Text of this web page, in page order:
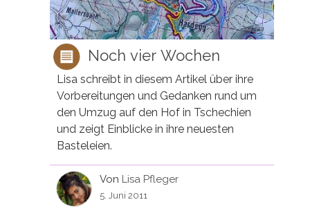
Noch vier Wochen
Lisa schreibt in diesem Artikel über ihre
Vorbereitungen und Gedanken rund um
den Umzug auf den Hof in Tschechien
und zeigt Einblicke in ihre neuesten
Basteleien.
Von Lisa Pfleger
5. Juni 2011